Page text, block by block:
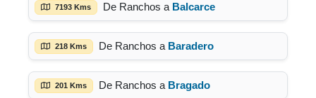
7193 Kms De Ranchos a Balcarce
218 Kms De Ranchos a Baradero
201 Kms De Ranchos a Bragado